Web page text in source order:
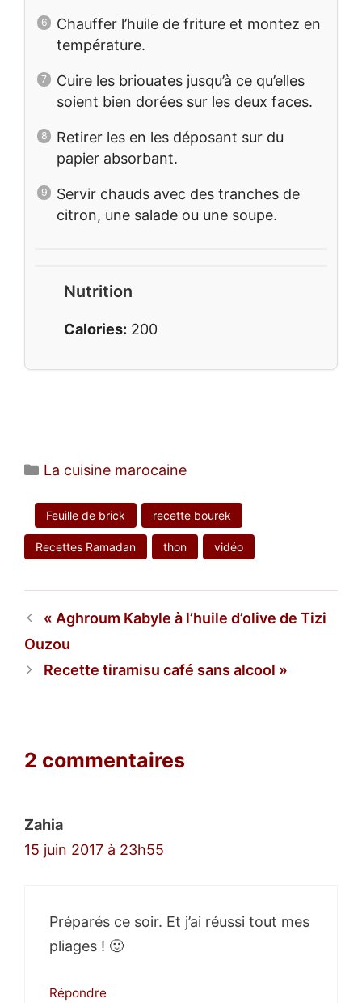
Chauffer l’huile de friture et montez en
température.
Cuire les briouates jusqu’à ce qu’elles
soient bien dorées sur les deux faces.
Retirer les en les déposant sur du
papier absorbant.
Servir chauds avec des tranches de
citron, une salade ou une soupe.
Nutrition
Calories: 200
Catégories
La cuisine marocaine
Feuille de brick recette bourek
Recettes Ramadan thon vidéo
Aghroum Kabyle à l’huile d’olive de Tizi
Ouzou
Recette tiramisu café sans alcool
2 commentaires
Zahia
15 juin 2017 à 23h55
Préparés ce soir. Et j’ai réussi tout mes
pliages ! 🙂
Répondre